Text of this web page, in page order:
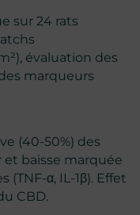
sur 24 rats
évaluation des
marqueurs
(40-50%) des
baisse marquée
α, IL-1β). Effet
CBD.